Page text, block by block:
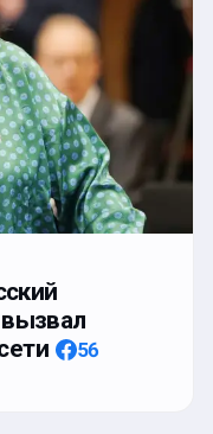
56